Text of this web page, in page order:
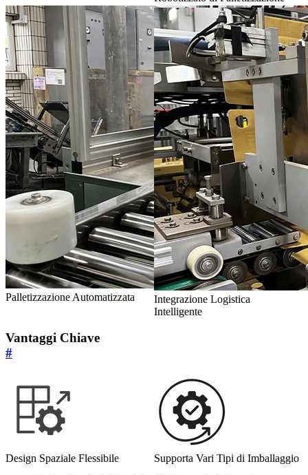
Palletizzazione Automatizzata
Integrazione Logistica
Intelligente
Vantaggi Chiave
#
Design Spaziale Flessibile
Supporta Vari Tipi di Imballaggio